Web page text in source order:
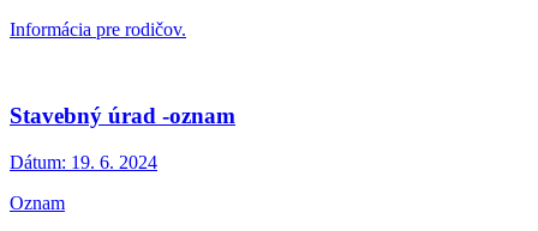
Informácia pre rodičov.
Stavebný úrad -oznam
Dátum: 19. 6. 2024
Oznam